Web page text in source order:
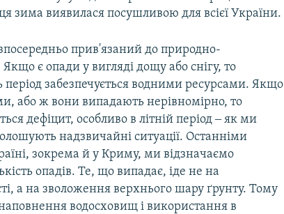
зима виявилася посушливою для всієї України.
прив'язаний до природно-
є опади у вигляді дощу або снігу, то
період забезпечується водними ресурсами. Якщо
або ж вони випадають нерівномірно, то
дефіцит, особливо в літній період ‒ як ми
надзвичайні ситуації. Останніми
зокрема й у Криму, ми відзначаємо
опадів. Те, що випадає, іде не на
а на зволоження верхнього шару ґрунту. Тому
водосховищ і використання в